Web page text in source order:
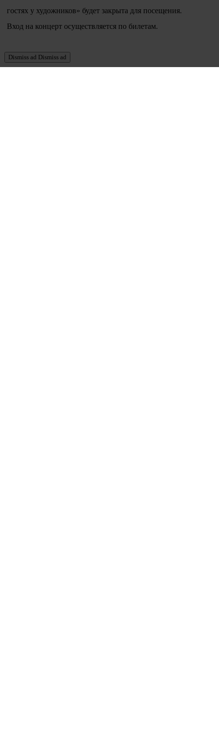
гостях у художников» будет закрыта для посещения.
Вход на концерт осуществляется по билетам.
Dismiss ad Dismiss ad